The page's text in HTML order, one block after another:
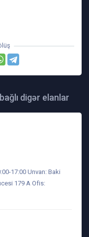
digər elanlar
17:00 Unvan: Baki
179 A Ofis: